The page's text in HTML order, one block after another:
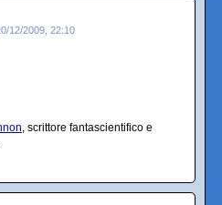
12/2009, 22:10
, scrittore fantascientifico e